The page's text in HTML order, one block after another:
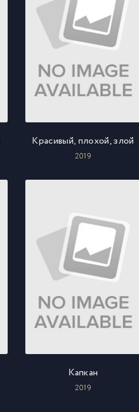
Красивый, плохой, злой
2019
Капкан
2019